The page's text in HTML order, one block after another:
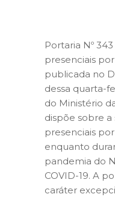
Portaria Nº
presenciais
publicada no
dessa quarta-
do Ministério
dispõe sobre a
presenciais
enquanto
pandemia do
COVID-19. A
caráter